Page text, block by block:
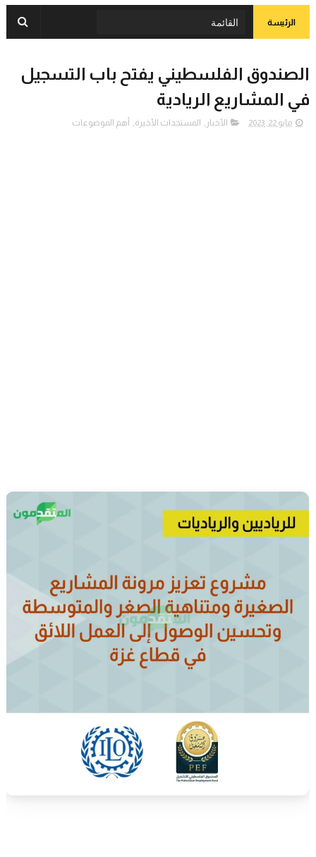
الرئيسة
الصندوق الفلسطيني يفتح باب التسجيل
في المشاريع الريادية
مايو 22, 2023 الأخبار , المستجدات الأخيرة, أهم الموضوعات